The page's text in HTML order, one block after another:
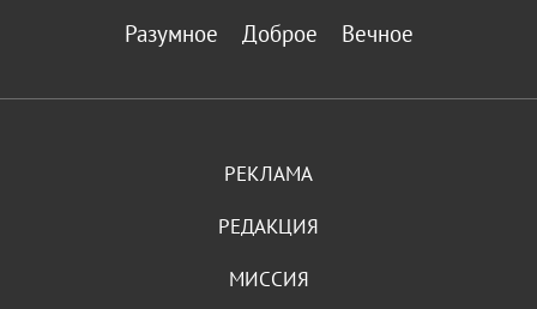
Разумное Доброе Вечное
РЕКЛАМА
РЕДАКЦИЯ
МИССИЯ